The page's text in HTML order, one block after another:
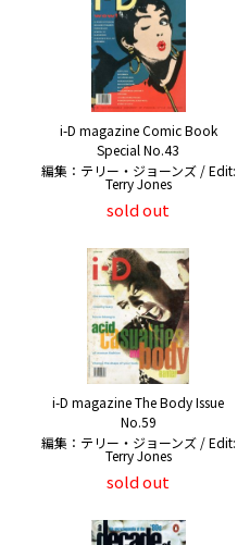
i-D magazine Comic Book
Special No.43
編集：テリー・ジョーンズ / Edit:
Terry Jones
sold out
i-D magazine The Body Issue
No.59
編集：テリー・ジョーンズ / Edit:
Terry Jones
sold out